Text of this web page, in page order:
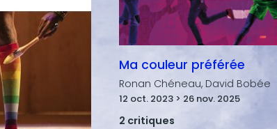
Ma couleur préférée
Ronan Chéneau, David Bobée
12 oct. 2023 > 26 nov. 2025
2 critiques